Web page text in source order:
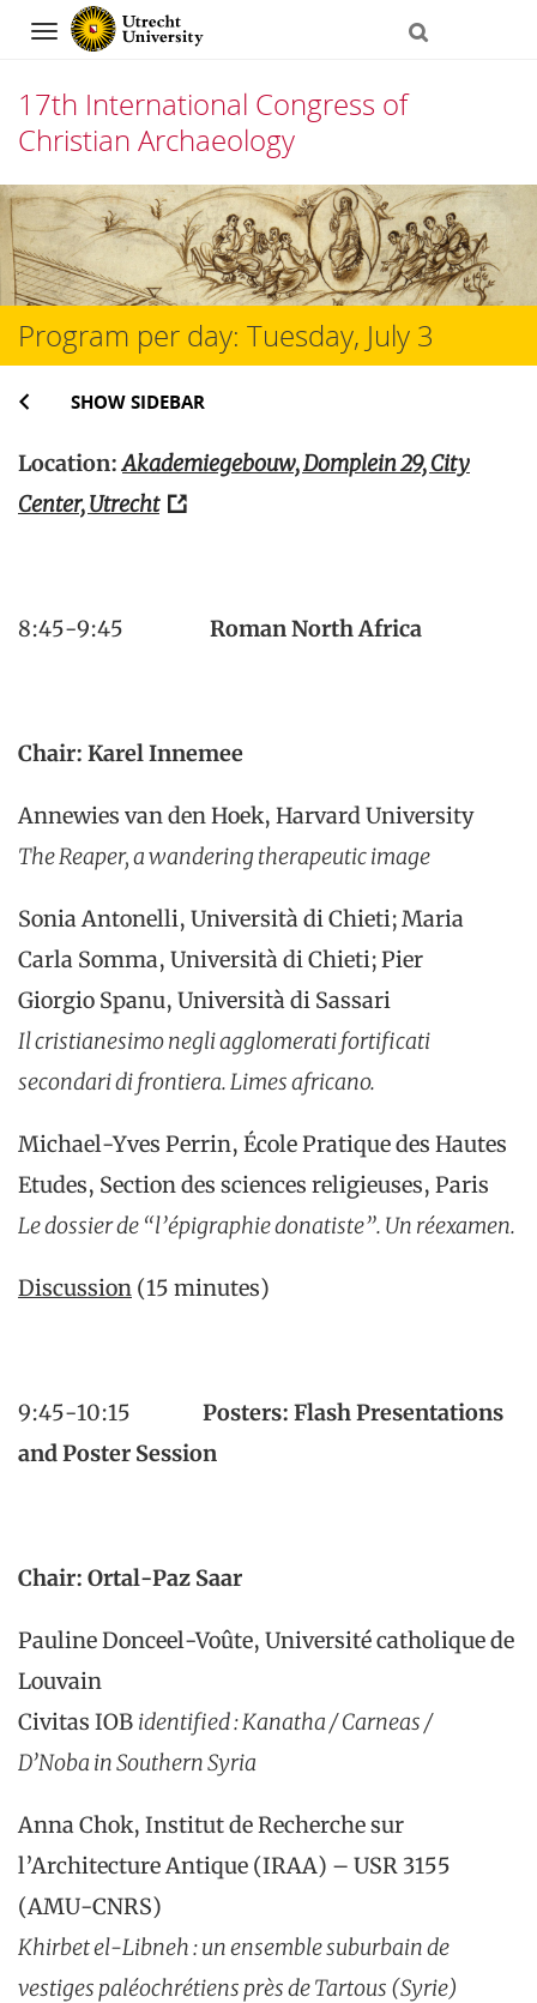
Navigation
17th International Congress of
Christian Archaeology
Skip
to
content
Program per day: Tuesday, July 3
SHOW SIDEBAR
Location:Akademiegebouw, Domplein 29, City
Center, Utrecht
8:45-9:45 Roman North Africa
Chair: Karel Innemee
Annewies van den Hoek, Harvard University
The Reaper, a wandering therapeutic image
Sonia Antonelli, Università di Chieti; Maria
Carla Somma, Università di Chieti; Pier
Giorgio Spanu, Università di Sassari
Il cristianesimo negli agglomerati fortificati
secondari di frontiera.Limes africano.
Michael-Yves Perrin, École Pratique des Hautes
Etudes, Section des sciences religieuses, Paris
Le dossier de “l’épigraphie donatiste”. Un réexamen.
Discussion (15 minutes)
9:45-10:15 Posters: Flash Presentations
and Poster Session
Chair: Ortal-Paz Saar
Pauline Donceel-Voûte, Université catholique de
Louvain
Civitas IOB identified:Kanatha/Carneas/
D’Noba inSouthernSyria
Anna Chok, Institut de Recherche sur
l’Architecture Antique (IRAA) – USR 3155
(AMU-CNRS)
Khirbetel-Libneh: un ensemble suburbain de
vestiges paléochrétiens près de Tartous (Syrie)